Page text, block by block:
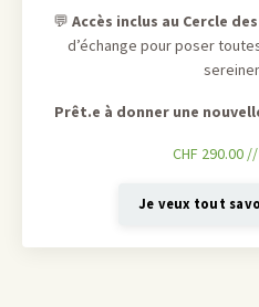
💬 Accès inclus au Cercle
d’échange pour poser
Prêt.e à donner une
CHF 290.00
Je veux tout